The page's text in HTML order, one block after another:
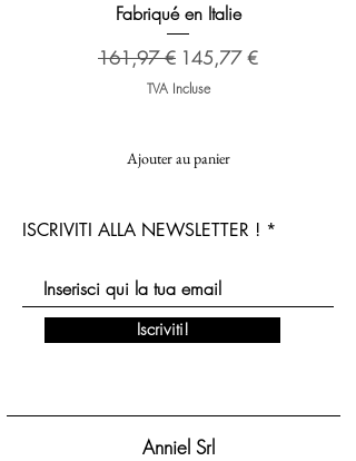
Fabriqué en Italie
Prix original
161,97 € Prix promotionnel
145,77 €
TVA Incluse
Ajouter au panier
Anniel Srl
ISCRIVITI ALLA NEWSLETTER !
Iscriviti!